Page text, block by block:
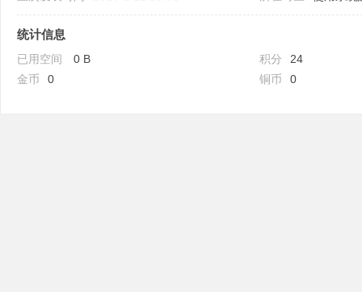
统计信息
已用空间 0 B 积分
24
金币
0 铜币 0